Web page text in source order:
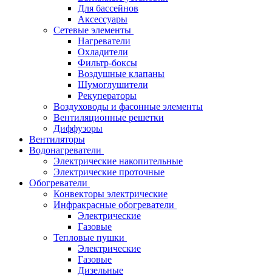
Для бассейнов
Аксессуары
Сетевые элементы
Нагреватели
Охладители
Фильтр-боксы
Воздушные клапаны
Шумоглушители
Рекуператоры
Воздуховоды и фасонные элементы
Вентиляционные решетки
Диффузоры
Вентиляторы
Водонагреватели
Электрические накопительные
Электрические проточные
Обогреватели
Конвекторы электрические
Инфракрасные обогреватели
Электрические
Газовые
Тепловые пушки
Электрические
Газовые
Дизельные